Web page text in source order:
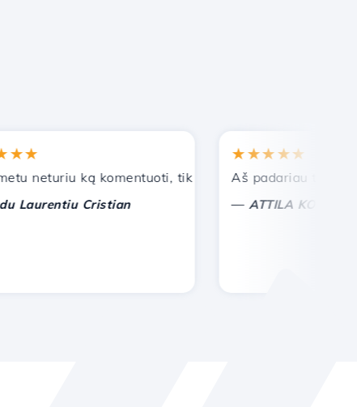
neturiu ką komentuoti, tik galiu įvertinti. Su ypatinga
Cristian
★★★★★
Aš padariau teisingą
ATTILA KOLES